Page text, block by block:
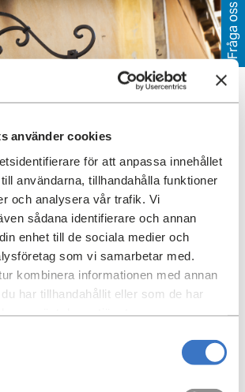
använder cookies
för att anpassa innehållet
användarna, tillhandahålla funktioner
och analysera vår trafik. Vi
sådana identifierare och annan
enhet till de sociala medier och
som vi samarbetar med.
kombinera informationen med annan
har tillhandahållit eller som de har
du ska skylta för din verksamhet
ska göras i samråd med
lokalhyresgästen. Läs om bygglov
Fråga oss